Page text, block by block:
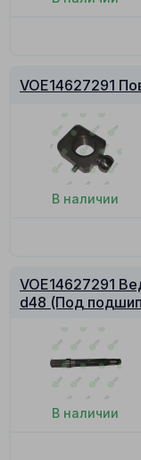
VOE14627291
В наличии
VOE14627291
d48 (Под
В наличии